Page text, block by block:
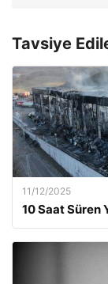
Tavsiye
11/12/2025
10 Saat Süren